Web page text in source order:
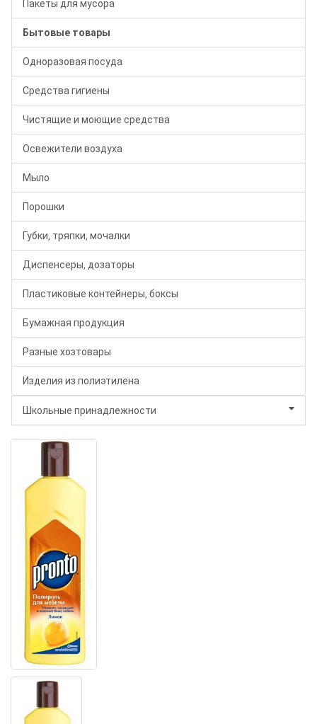
Пакеты для мусора
Бытовые товары
Одноразовая посуда
Средства гигиены
Чистящие и моющие средства
Освежители воздуха
Мыло
Порошки
Губки, тряпки, мочалки
Диспенсеры, дозаторы
Пластиковые контейнеры, боксы
Бумажная продукция
Разные хозтовары
Изделия из полиэтилена
Школьные принадлежности